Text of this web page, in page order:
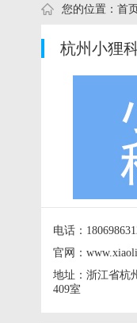
您的位置： 首
杭州小狸
电话：
官网：
地址：浙江省杭
409室